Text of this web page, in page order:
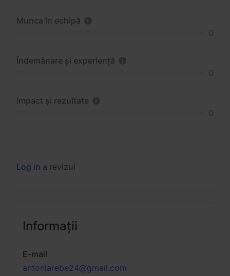
Munca în echipă
Îndemânare și experiență
Impact și rezultate
Log in a revizui
Informaţii
E-mail
antoniarebe24@gmail.com